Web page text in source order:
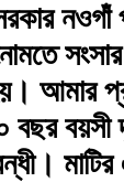
নওগাঁ
আমার
বয়সী